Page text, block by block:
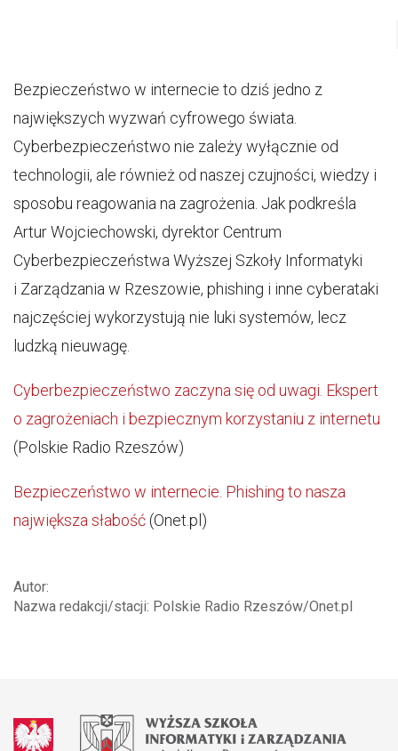
Bezpieczeństwo w internecie to dziś jedno z
największych wyzwań cyfrowego świata.
Cyberbezpieczeństwo nie zależy wyłącznie od
technologii, ale również od naszej czujności, wiedzy i
sposobu reagowania na zagrożenia. Jak podkreśla
Artur Wojciechowski, dyrektor Centrum
Cyberbezpieczeństwa Wyższej Szkoły Informatyki
i Zarządzania w Rzeszowie, phishing i inne cyberataki
najczęściej wykorzystują nie luki systemów, lecz
ludzką nieuwagę.
Cyberbezpieczeństwo zaczyna się od uwagi. Ekspert
o zagrożeniach i bezpiecznym korzystaniu z internetu
(Polskie Radio Rzeszów)
Bezpieczeństwo w internecie. Phishing to nasza
największa słabość (Onet.pl)
Autor:
Nazwa redakcji/stacji: Polskie Radio Rzeszów/Onet.pl